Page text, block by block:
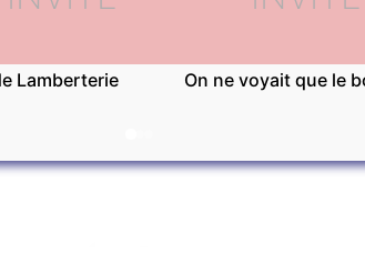
Lamberterie On ne voyait que le